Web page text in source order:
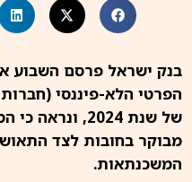
בנק ישראל פרסם השבוע
הפרטי הלא-פיננסי
של שנת 2024,
מבוקר בחובות לצד
המשכנתאות.